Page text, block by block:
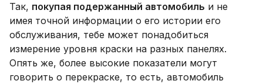
Так, покупая подержанный автомобиль и не
имея точной информации о его истории его
обслуживания, тебе может понадобиться
измерение уровня краски на разных панелях.
Опять же, более высокие показатели могут
говорить о перекраске, то есть, автомобиль